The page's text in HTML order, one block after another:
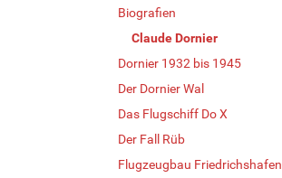
Biografien
Claude Dornier
Dornier 1932 bis 1945
Der Dornier Wal
Das Flugschiff Do X
Der Fall Rüb
Flugzeugbau Friedrichshafen